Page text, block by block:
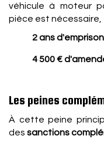
véhicule à moteur
pièce est nécessaire,
2 ans
4 500 €
Les peines
À cette peine
des sanctions